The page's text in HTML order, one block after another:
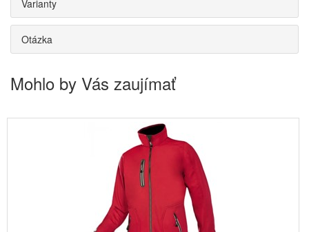
Varianty
Otázka
Mohlo by Vás zaujímať